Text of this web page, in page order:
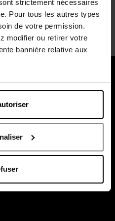
strictement nécessaires
Pour tous les autres types
de votre permission.
modifier ou retirer votre
bannière relative aux
Neen